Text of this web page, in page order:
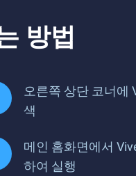
방법
오른쪽 상단 코너에
색
메인 홈화면에서
하여 실행